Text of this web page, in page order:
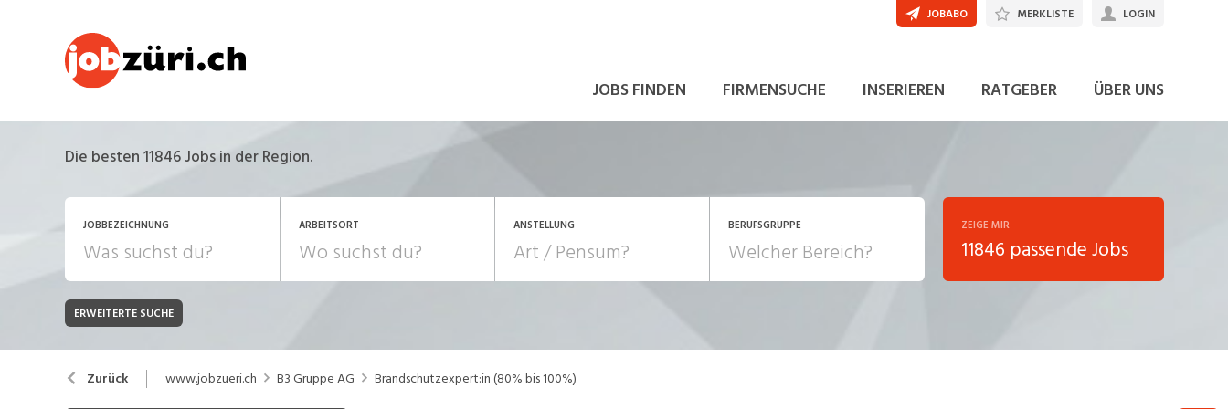
JOBS FINDEN FIRMENSUCHE INSERIEREN RATGEBER ÜBER UNS
JOBABO MERKLISTE LOGIN
Die besten 11846 Jobs in der Region.
JOBBEZEICHNUNG ARBEITSORT ANSTELLUNG
JOB-TYP
Festanstellung
Temporär (befristet)
BERUFSGRUPPE
Bank, Versicherung
Chemie, Pharma, Biotechnologie
Consulting, Human Resources
ZEIGE MIR
11846 passende Jobs
ERWEITERTE SUCHE
Zurück www.jobzueri.ch B3 Gruppe AG Brandschutzexpert:in (80% bis 100%)
JETZT BEWERBEN